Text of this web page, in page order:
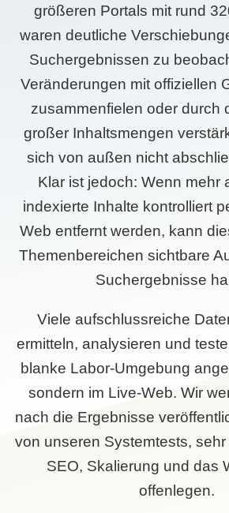
größeren Portals mit rund
waren deutliche
Suchergebnissen zu
Veränderungen mit offiziellen
zusammenfielen oder durch
großer Inhaltsmengen
sich von außen nicht
Klar ist jedoch: Wenn mehr
indexierte Inhalte kontrolliert
Web entfernt werden, kann
Themenbereichen sichtbare
Suchergebnisse
Viele aufschlussreiche
ermitteln, analysieren und
blanke Labor-Umgebung
sondern im Live-Web. Wir
nach die Ergebnisse
von unseren Systemtests,
SEO, Skalierung und das
offenlegen.